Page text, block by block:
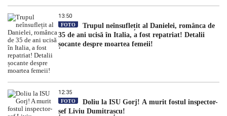
13:50
FOTO
Trupul neînsuflețit al Danielei, românca de
35 de ani ucisă în Italia, a fost repatriat! Detalii
șocante despre moartea femeii!
12:35
FOTO
Doliu la ISU Gorj! A murit fostul inspector-
șef Liviu Dumitrașcu!